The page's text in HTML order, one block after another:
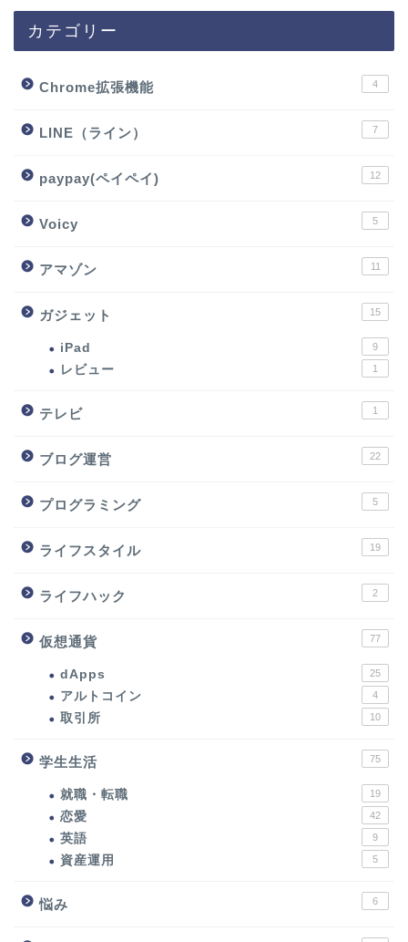
カテゴリー
Chrome拡張機能 4
LINE（ライン） 7
paypay(ペイペイ) 12
Voicy 5
アマゾン 11
ガジェット 15
iPad 9
レビュー 1
テレビ 1
ブログ運営 22
プログラミング 5
ライフスタイル 19
ライフハック 2
仮想通貨 77
dApps 25
アルトコイン 4
取引所 10
学生生活 75
就職・転職 19
恋愛 42
英語 9
資産運用 5
悩み 6